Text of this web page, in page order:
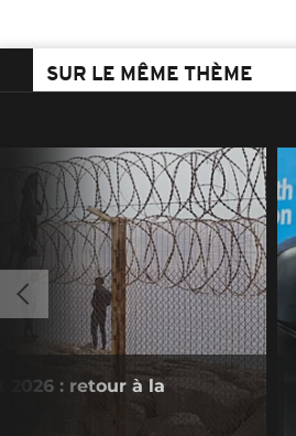
SUR LE MÊME THÈME
2026 : retour à la